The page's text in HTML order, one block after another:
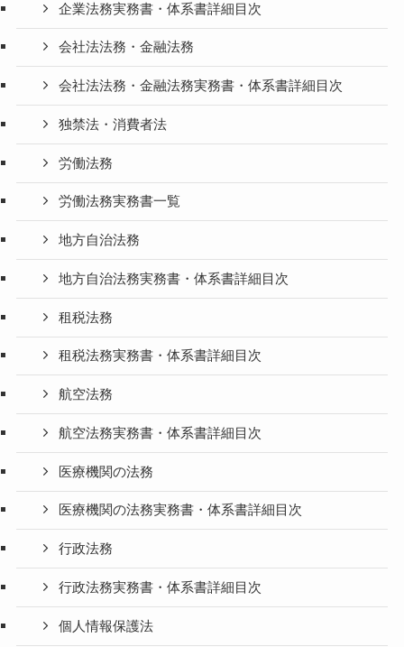
企業法務実務書・体系書詳細目次
会社法法務・金融法務
会社法法務・金融法務実務書・体系書詳細目次
独禁法・消費者法
労働法務
労働法務実務書一覧
地方自治法務
地方自治法務実務書・体系書詳細目次
租税法務
租税法務実務書・体系書詳細目次
航空法務
航空法務実務書・体系書詳細目次
医療機関の法務
医療機関の法務実務書・体系書詳細目次
行政法務
行政法務実務書・体系書詳細目次
個人情報保護法